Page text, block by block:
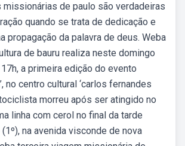
missionárias de paulo são verdadeiras
quando se trata de dedicação e
propagação da palavra de deus. Weba
de bauru realiza neste domingo
a primeira edição do evento
no centro cultural ‘carlos fernandes
morreu após ser atingido no
linha com cerol no final da tarde
na avenida visconde de nova